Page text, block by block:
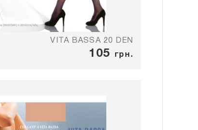
VITA BASSA 20 DEN
105 грн.